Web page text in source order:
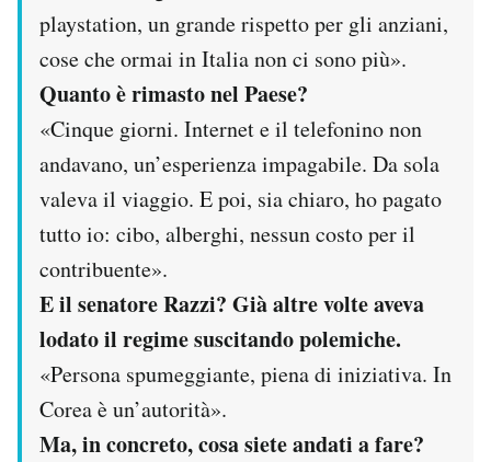
playstation, un grande rispetto per gli anziani,
cose che ormai in Italia non ci sono più».
Quanto è rimasto nel Paese?
«Cinque giorni. Internet e il telefonino non
andavano, un’esperienza impagabile. Da sola
valeva il viaggio. E poi, sia chiaro, ho pagato
tutto io: cibo, alberghi, nessun costo per il
contribuente».
E il senatore Razzi? Già altre volte aveva
lodato il regime suscitando polemiche.
«Persona spumeggiante, piena di iniziativa. In
Corea è un’autorità».
Ma, in concreto, cosa siete andati a fare?